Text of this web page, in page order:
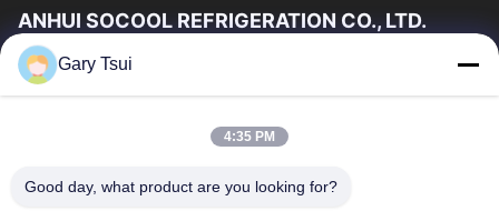
ANHUI SOCOOL REFRIGERATION CO., LTD.
速いリンク
私達について
工場旅行
品質管理
Gary Tsui
4:35 PM
Good day, what product are you looking for?